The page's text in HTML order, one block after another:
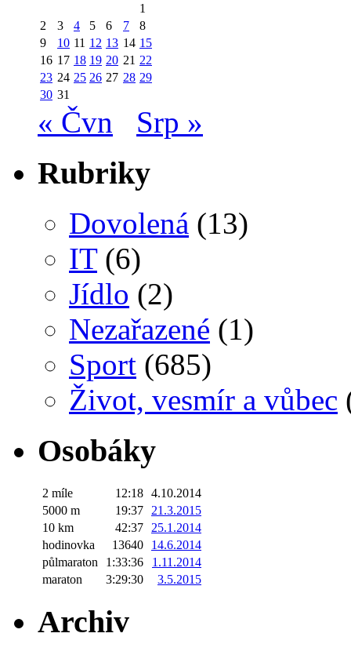
1
2
3 4 5 6 7
8
9
10 11 12 13 14 15
16 17 18 19 20 21 22
23 24 25 26 27 28 29
30 31
« Čvn Srp »
Rubriky
Dovolená (13)
IT(6)
Jídlo (2)
Nezařazené (1)
Sport (685)
Život, vesmír a vůbec
Osobáky
2 míle 12:18 4.10.2014
5000 m
19:37
21.3.2015
10 km
42:37
25.1.2014
hodinovka
13640
14.6.2014
půlmaraton
1:33:36
1.11.2014
maraton
3:29:30 3.5.2015
Archiv